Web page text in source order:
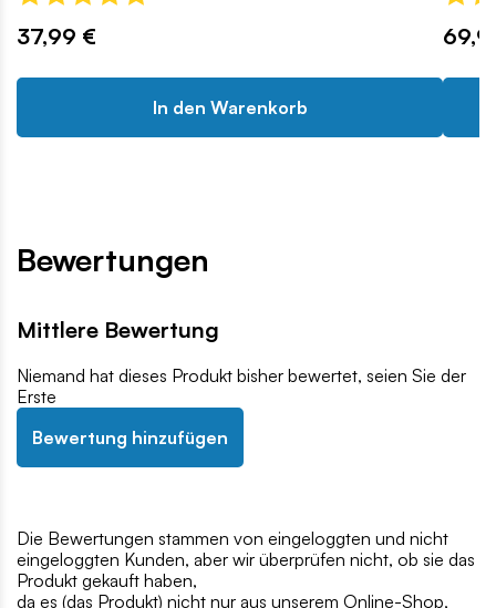
37,99 €
In den Warenkorb
Bewertungen
Mittlere Bewertung
Niemand hat dieses Produkt bisher bewertet, seien Sie der
Erste
Bewertung hinzufügen
Die Bewertungen stammen von eingeloggten und nicht
eingeloggten Kunden, aber wir überprüfen nicht, ob sie das
Produkt gekauft haben,
da es (das Produkt) nicht nur aus unserem Online-Shop,